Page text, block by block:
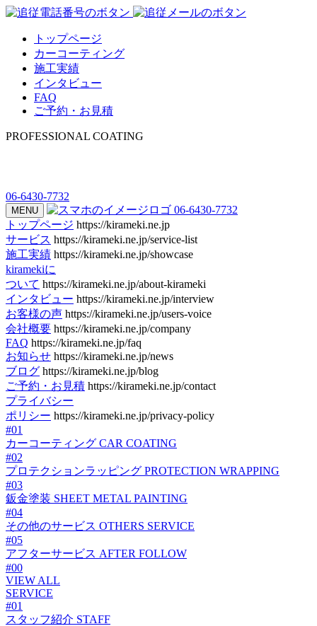
トップページ
カーコーティング
施工実績
インタビュー
FAQ
ご予約・お見積
PROFESSIONAL COATING
06-6430-7732
MENU
06-6430-7732
トップページ https://kirameki.ne.jp
サービス https://kirameki.ne.jp/service-list
施工実績 https://kirameki.ne.jp/showcase
kiramekiに
ついて https://kirameki.ne.jp/about-kirameki
インタビュー https://kirameki.ne.jp/interview
お客様の声 https://kirameki.ne.jp/users-voice
会社概要 https://kirameki.ne.jp/company
FAQ https://kirameki.ne.jp/faq
お知らせ https://kirameki.ne.jp/news
ブログ https://kirameki.ne.jp/blog
ご予約・お見積 https://kirameki.ne.jp/contact
プライバシー
ポリシー https://kirameki.ne.jp/privacy-policy
#01
カーコーティング CAR COATING
#02
プロテクションラッピング PROTECTION WRAPPING
#03
鈑金塗装 SHEET METAL PAINTING
#04
その他のサービス OTHERS SERVICE
#05
アフターサービス AFTER FOLLOW
#00
VIEW ALL
SERVICE
#01
スタッフ紹介 STAFF